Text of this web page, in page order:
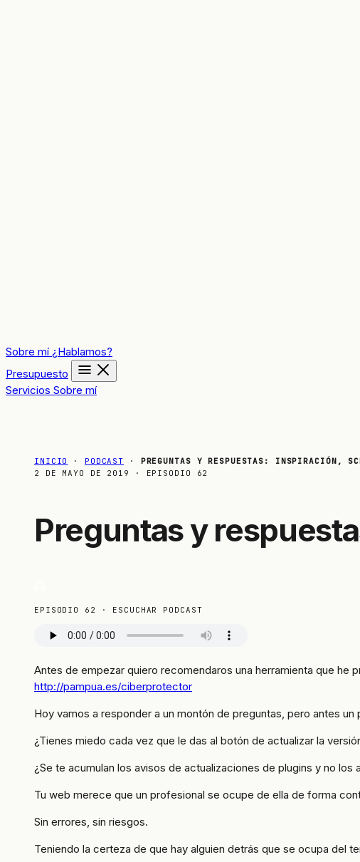
Sobre mí ¿Hablamos?
Presupuesto
Servicios Sobre mí
INICIO · PODCAST · PREGUNTAS Y RESPUESTAS: INSPIRACIÓN,
2 DE MAYO DE 2019
· EPISODIO 62
Preguntas y
EPISODIO 62 · ESCUCHAR PODCAST
Antes de empezar quiero recomendaros una herramienta que he
http://pampua.es/ciberprotector
Hoy vamos a responder a un montón de preguntas, pero antes
¿Tienes miedo cada vez que le das al botón de actualizar la
¿Se te acumulan los avisos de actualizaciones de plugins y no
Tu web merece que un profesional se ocupe de ella de forma
Sin errores, sin riesgos.
Teniendo la certeza de que hay alguien detrás que se ocupa del